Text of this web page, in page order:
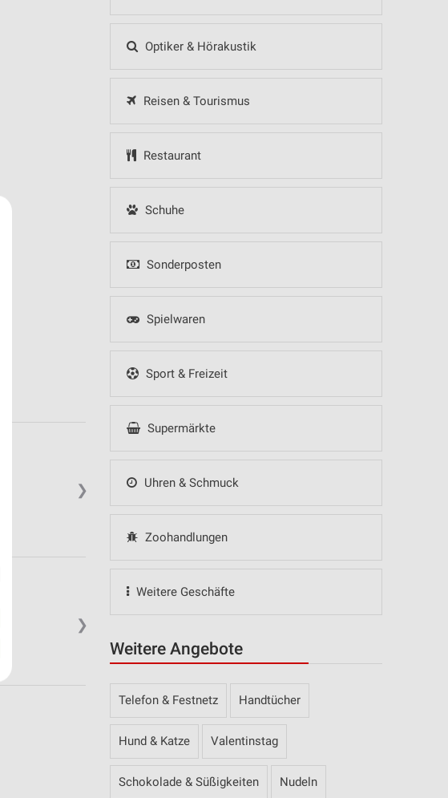
Optiker & Hörakustik
Reisen & Tourismus
Restaurant
Schuhe
Sonderposten
Spielwaren
Sport & Freizeit
Supermärkte
Uhren & Schmuck
Zoohandlungen
Weitere Geschäfte
Weitere Angebote
Telefon & Festnetz Handtücher
Hund & Katze Valentinstag
Schokolade & Süßigkeiten Nudeln
❯
❯